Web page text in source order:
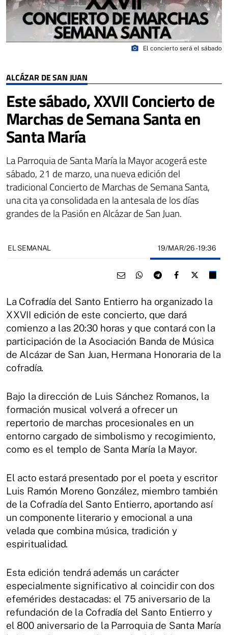
ALCÁZAR DE SAN JUAN
Este sábado, XXVII Concierto de
Marchas de Semana Santa en
Santa María
La Parroquia de Santa María la Mayor acogerá este
sábado, 21 de marzo, una nueva edición del
tradicional Concierto de Marchas de Semana Santa,
una cita ya consolidada en la antesala de los días
grandes de la Pasión en Alcázar de San Juan.
photo_camera El concierto será el sábado
EL SEMANAL 19/MAR/26- 19:36
La Cofradía del Santo Entierro ha organizado la
XXVII edición de este concierto, que dará
comienzo a las 20:30 horas y que contará con la
participación de la Asociación Banda de Música
de Alcázar de San Juan, Hermana Honoraria de la
cofradía.
Bajo la dirección de Luis Sánchez Romanos, la
formación musical volverá a ofrecer un
repertorio de marchas procesionales en un
entorno cargado de simbolismo y recogimiento,
como es el templo de Santa María la Mayor.
El acto estará presentado por el poeta y escritor
Luis Ramón Moreno González, miembro también
de la Cofradía del Santo Entierro, aportando así
un componente literario y emocional a una
velada que combina música, tradición y
espiritualidad.
Esta edición tendrá además un carácter
especialmente significativo al coincidir con dos
efemérides destacadas: el 75 aniversario de la
refundación de la Cofradía del Santo Entierro y
el 800 aniversario de la Parroquia de Santa María